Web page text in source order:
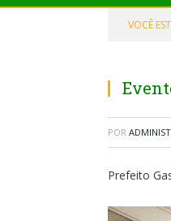
VOCÊ
POR
Prefeito